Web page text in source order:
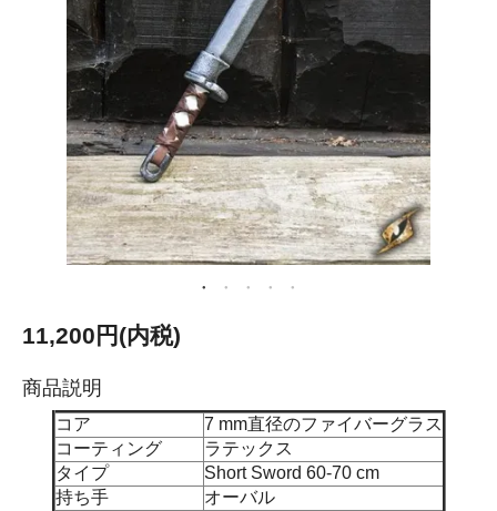
11,200円(内税)
商品説明
コア
7 mm直径のファイバーグラス
コーティング
ラテックス
タイプ
Short Sword 60-70 cm
持ち手
オーバル